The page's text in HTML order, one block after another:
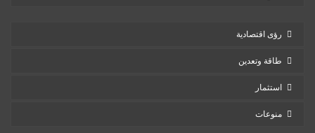
رؤى اقتصادية
طاقة وتعدين
استثمار
منوعات